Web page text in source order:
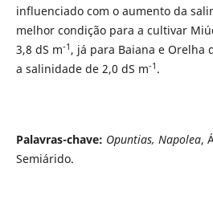
influenciado com o aumento da
melhor condição para a cultivar
3,8 dS m-1 , já para Baiana e Orelha
a salinidade de 2,0 dS m-1 .
Palavras-chave: Opuntias, Napolea,
Semiárido.